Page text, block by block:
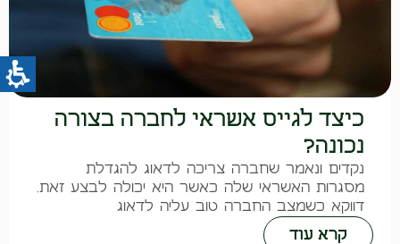
כיצד לגייס אשראי לחברה בצורה
נכונה?
נקדים ונאמר שחברה צריכה לדאוג להגדלת
מסגרות האשראי שלה כאשר היא יכולה לבצע זאת.
דווקא כשמצב החברה טוב עליה לדאוג
קרא עוד